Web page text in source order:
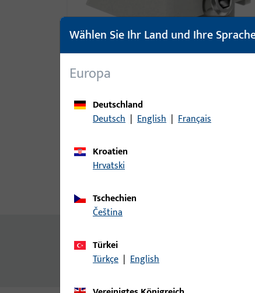
Produktbeschreibung
Zusatzinformationen
Auflauf Rahmen
Wählen Sie Ihr Land und Ihre
Europa
Deutschland
Deutsch | English | Français
Kroatien
Hrvatski
Tschechien
čeština
Türkei
Türkçe | English